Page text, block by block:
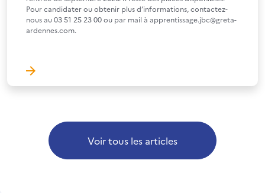
Pour candidater ou obtenir plus d’informations, contactez-
nous au 03 51 25 23 00 ou par mail à apprentissage.jbc@greta-
ardennes.com.
Voir tous les articles